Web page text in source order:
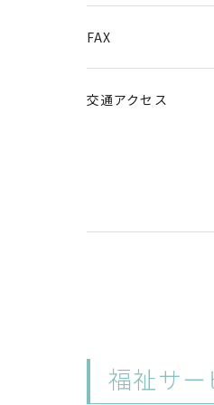
FAX
交通アクセス
福祉サ